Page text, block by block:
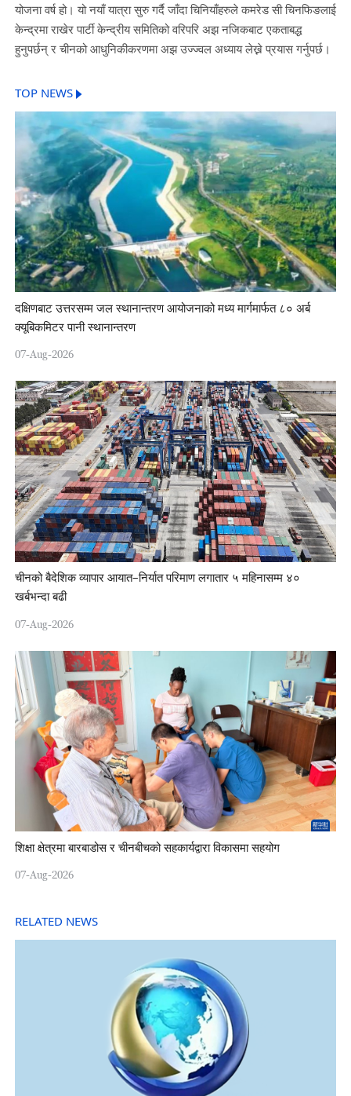
योजना वर्ष हो। यो नयाँ यात्रा सुरु गर्दै जाँदा चिनियाँहरुले कमरेड सी चिनफिङलाई
केन्द्रमा राखेर पार्टी केन्द्रीय समितिको वरिपरि अझ नजिकबाट एकताबद्ध
हुनुपर्छन् र चीनको आधुनिकीकरणमा अझ उज्ज्वल अध्याय लेख्ने प्रयास गर्नुपर्छ।
TOP NEWS
दक्षिणबाट उत्तरसम्म जल स्थानान्तरण आयोजनाको मध्य मार्गमार्फत ८० अर्ब
क्यूबिकमिटर पानी स्थानान्तरण
07-Aug-2026
चीनको बैदेशिक व्यापार आयात–निर्यात परिमाण लगातार ५ महिनासम्म ४०
खर्बभन्दा बढी
07-Aug-2026
शिक्षा क्षेत्रमा बारबाडोस र चीनबीचको सहकार्यद्वारा विकासमा सहयोग
07-Aug-2026
RELATED NEWS